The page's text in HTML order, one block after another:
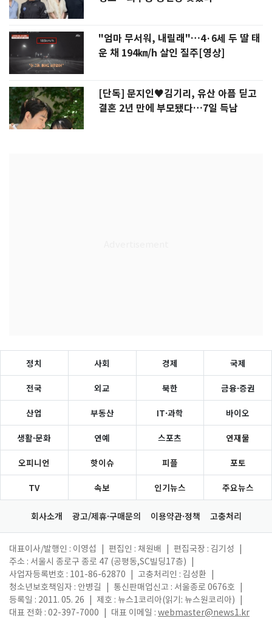
"엄마 무서워, 내릴래"…4·6세 두 딸 태
운 채 194㎞/h 살인 질주[영상]
[단독] 문지인♥김기리, 유산 아픔 딛고
결혼 2년 만에 부모됐다…7일 득남
정치 사회 경제 국제
전국 외교 북한 금융·증권
산업 부동산 IT·과학 바이오
생활·문화 연예 스포츠 연재물
오피니언 핫이슈 피플 포토
TV 속보 인기뉴스 주요뉴스
회사소개 광고/제휴·구매문의 이용약관·정책 고충처리
대표이사/발행인 : 이영섭 편집인 : 채원배 편집국장 : 김기성
주소 : 서울시 종로구 종로 47 (공평동,SC빌딩17층)
사업자등록번호 : 101-86-62870
고충처리인 : 김성환
청소년보호책임자 : 안병길
통신판매업신고 : 서울종로 0676호
등록일 : 2011. 05. 26
제호 : 뉴스1코리아(읽기: 뉴스원코리아)
대표 전화 : 02-397-7000
대표 이메일 : webmaster@news1.kr